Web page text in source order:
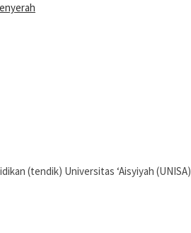
(tendik) Universitas ‘Aisyiyah (UNISA)